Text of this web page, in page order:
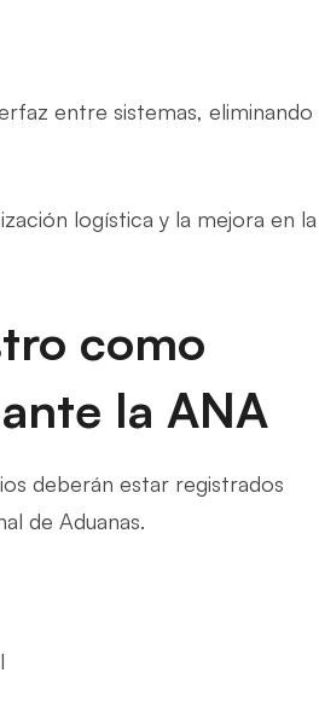
entre sistemas, eliminando
logística y la mejora en la
como
la ANA
deberán estar registrados
de Aduanas.